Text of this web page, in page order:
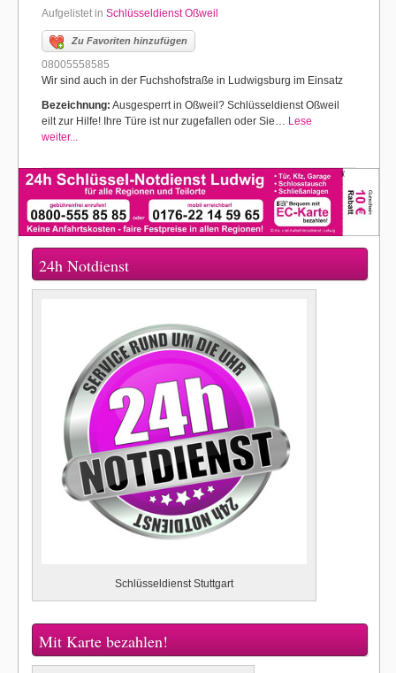
Aufgelistet in Schlüsseldienst Oßweil
Zu Favoriten hinzufügen
08005558585
Wir sind auch in der Fuchshofstraße in Ludwigsburg im Einsatz
Bezeichnung: Ausgesperrt in Oßweil? Schlüsseldienst Oßweil
eilt zur Hilfe! Ihre Türe ist nur zugefallen oder Sie… Lese
weiter...
24h Notdienst
Schlüsseldienst Stuttgart
Mit Karte bezahlen!